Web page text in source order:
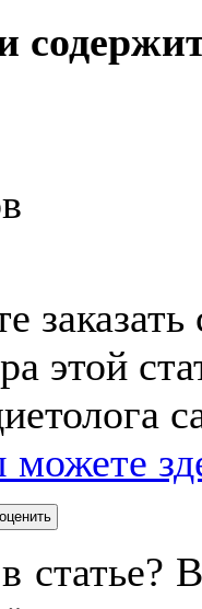
этой
оценить
статье?